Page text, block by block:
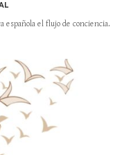
española el flujo de conciencia.